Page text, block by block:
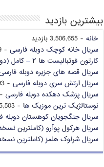
بیشترین بازدید
خانه - 3,506,655 بازدید
سریال خانه کوچک دوبله فارسی - 965,659 بازدید
کارتون فوتبالیست ها ۲ – کامل (دوبله فارسی)
سریال قصه های جزیره دوبله
سریال ارتش سری دوبله فارسی - 694,293 بازدید
سریال پزشک دهکده دوبله فارسی -
نوستالژیک ترین موزیک ها - 615,503 بازدید
سریال جنگجویان کوهستان دوبله
سریال هرکول پوآرو (کاملترین
سریال شرلوک هلمز (کاملترین